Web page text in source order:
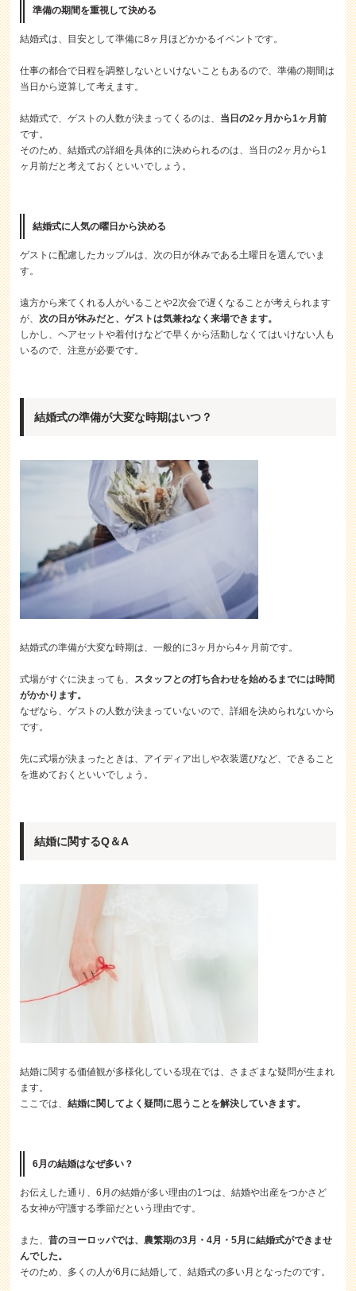
準備の期間を重視して決める
結婚式は、目安として準備に8ヶ月ほどかかるイベントです。
仕事の都合で日程を調整しないといけないこともあるので、準備の期間は
当日から逆算して考えます。
結婚式で、ゲストの人数が決まってくるのは、 当日の2ヶ月から1ヶ月前
です。
そのため、結婚式の詳細を具体的に決められるのは、当日の2ヶ月から1
ヶ月前だと考えておくといいでしょう。
結婚式に人気の曜日から決める
ゲストに配慮したカップルは、次の日が休みである土曜日を選んでいま
す。
遠方から来てくれる人がいることや2次会で遅くなることが考えられます
が、次の日が休みだと、ゲストは気兼ねなく来場できます。
しかし、ヘアセットや着付けなどで早くから活動しなくてはいけない人も
いるので、注意が必要です。
結婚式の準備が大変な時期はいつ？
結婚式の準備が大変な時期は、一般的に3ヶ月から4ヶ月前です。
式場がすぐに決まっても、 スタッフとの打ち合わせを始めるまでには時間
がかかります。
なぜなら、ゲストの人数が決まっていないので、詳細を決められないから
です。
先に式場が決まったときは、アイディア出しや衣装選びなど、できること
を進めておくといいでしょう。
結婚に関するQ＆A
結婚に関する価値観が多様化している現在では、さまざまな疑問が生まれ
ます。
ここでは、結婚に関してよく疑問に思うことを解決していきます。
6月の結婚はなぜ多い？
お伝えした通り、6月の結婚が多い理由の1つは、結婚や出産をつかさど
る女神が守護する季節だという理由です。
また、昔のヨーロッパでは、農繁期の3月・4月・5月に結婚式ができませ
んでした。
そのため、多くの人が6月に結婚して、結婚式の多い月となったのです。